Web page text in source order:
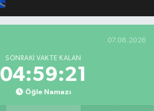
07.08.2026
SONRAKI VAKTE KALAN
04:59:21
Öğle Namazı